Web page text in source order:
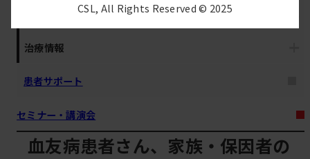
治療情報
患者サポート
セミナー・講演会
血友病患者さん、家族・保因者の
CSL, All Rights Reserved © 2025